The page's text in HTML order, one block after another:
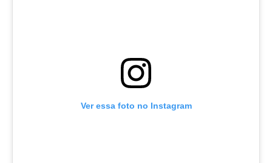
Ver essa foto no Instagram